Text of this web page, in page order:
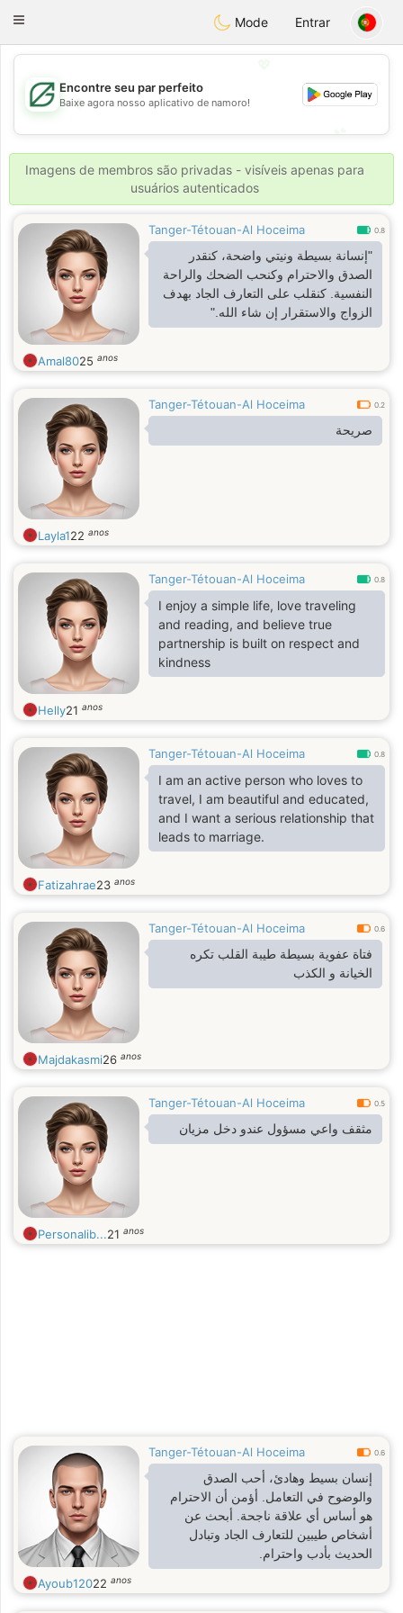
Dating
Toggle
Mode Entrar
💖
💕
Encontre seu par perfeito
Baixe agora nosso aplicativo de namoro!
Imagens de membros são privadas - visíveis apenas para
usuários autenticados
Tanger-Tétouan-Al Hoceima 0.8
"إنسانة بسيطة ونيتي واضحة، كنقدر
الصدق والاحترام وكنحب الضحك والراحة
النفسية. كنقلب على التعارف الجاد بهدف
الزواج والاستقرار إن شاء الله."
Amal8025 anos
Tanger-Tétouan-Al Hoceima 0.2
صريحة
Layla122 anos
Tanger-Tétouan-Al Hoceima 0.8
I enjoy a simple life, love traveling
and reading, and believe true
partnership is built on respect and
kindness
Helly21 anos
Tanger-Tétouan-Al Hoceima 0.8
I am an active person who loves to
travel, I am beautiful and educated,
and I want a serious relationship that
leads to marriage.
Fatizahrae23 anos
Tanger-Tétouan-Al Hoceima 0.6
فتاة عفوية بسيطة طيبة القلب تكره
الخيانة و الكذب
Majdakasmi26 anos
Tanger-Tétouan-Al Hoceima 0.5
مثقف واعي مسؤول عندو دخل مزيان
Personalib...21 anos
Tanger-Tétouan-Al Hoceima 0.6
إنسان بسيط وهادئ، أحب الصدق
والوضوح في التعامل. أؤمن أن الاحترام
هو أساس أي علاقة ناجحة. أبحث عن
أشخاص طيبين للتعارف الجاد وتبادل
الحديث بأدب واحترام.
Ayoub12022 anos